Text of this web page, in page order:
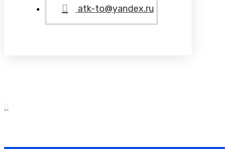
atk-to@yandex.ru